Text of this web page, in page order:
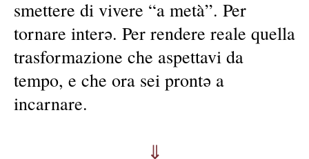
smettere di vivere “a metà”. Per
tornare interə. Per rendere reale quella
trasformazione che aspettavi da
tempo, e che ora sei prontə a
incarnare.
⇓